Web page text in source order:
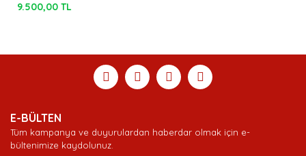
9.500,00 TL
E-BÜLTEN
Tüm kampanya ve duyurulardan haberdar olmak için e-
bültenimize kaydolunuz.